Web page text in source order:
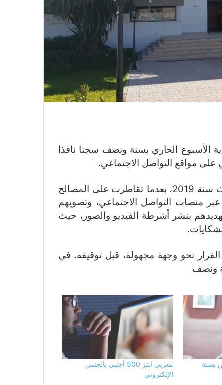
الأسبوع الجاري بسنة ونصف سجنا نافذا
على مواقع التواصل الاجتماعي.
وكان المحكوم عليه قد صدرت في حقه مذكرة بحث سنة 2019، بعدما تقاطرت على المصالح
منصات التواصل الاجتماعي، وتصويهم
بنشر أشرطة الفيديو والصور، حيث
نحو وجهة مجهولة، قبل توقيفه. في
ونصف
بسنة
مغربي ابتز 500 أجنبي بالجنس
الإلكتروني